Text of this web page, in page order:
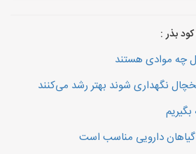
بذر :
چه موادی هستند
نگهداری شوند بهتر رشد می‌کنند
دارویی مناسب است